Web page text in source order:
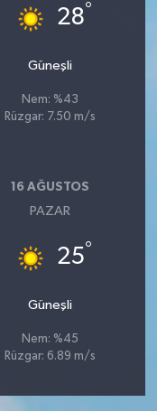
28°
Güneşli
Nem: %43
Rüzgar: 7.50 m/s
16 AĞUSTOS
PAZAR
25°
Güneşli
Nem: %45
Rüzgar: 6.89 m/s